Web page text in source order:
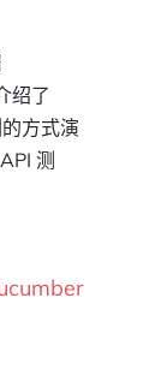
绍了
方式演
测